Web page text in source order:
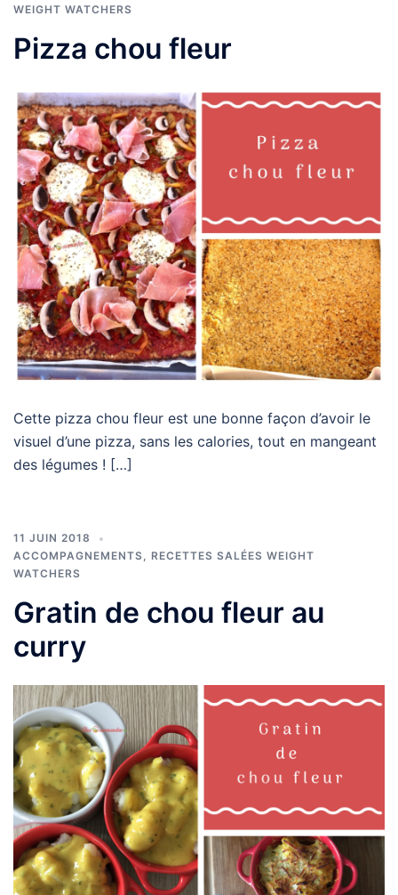
WEIGHT WATCHERS
Pizza chou fleur
Cette pizza chou fleur est une bonne façon d’avoir le
visuel d’une pizza, sans les calories, tout en mangeant
des légumes ! […]
11 JUIN 2018
ACCOMPAGNEMENTS
RECETTES SALÉES WEIGHT
WATCHERS
Gratin de chou fleur au
curry